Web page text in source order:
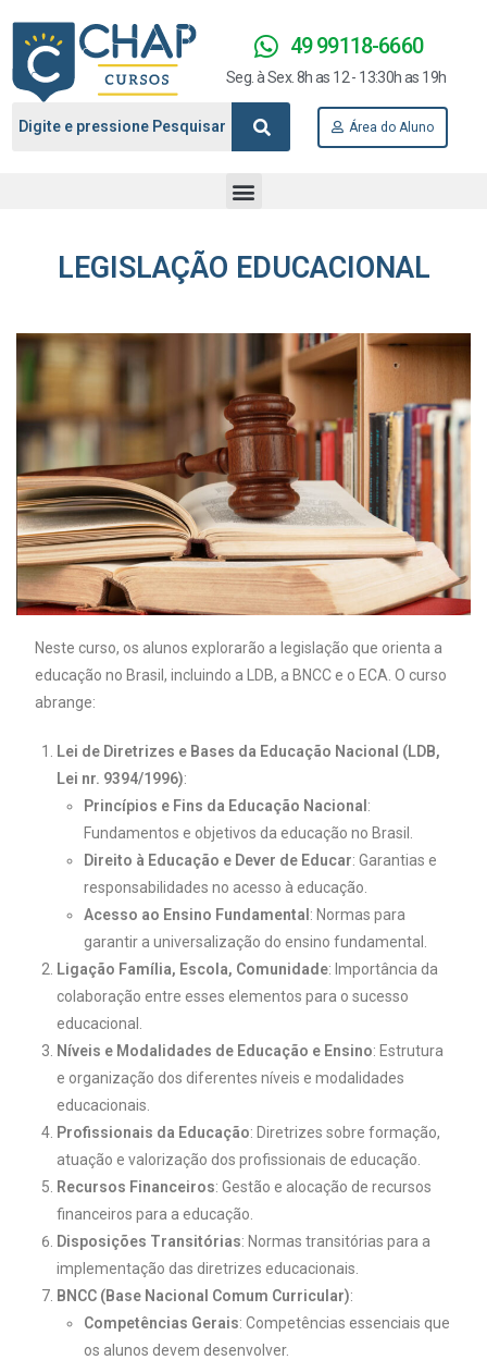
49 99118-6660
Seg. à Sex. 8h as 12 - 13:30h as 19h
Área do Aluno
LEGISLAÇÃO EDUCACIONAL
Neste curso, os alunos explorarão a legislação que orienta a
educação no Brasil, incluindo a LDB, a BNCC e o ECA. O curso
abrange:
Lei de Diretrizes e Bases da Educação Nacional (LDB,
Lei nr. 9394/1996):
Princípios e Fins da Educação Nacional :
Fundamentos e objetivos da educação no Brasil.
Direito à Educação e Dever de Educar: Garantias e
responsabilidades no acesso à educação.
Acesso ao Ensino Fundamental : Normas para
garantir a universalização do ensino fundamental.
Ligação Família, Escola, Comunidade: Importância da
colaboração entre esses elementos para o sucesso
educacional.
Níveis e Modalidades de Educação e Ensino: Estrutura
e organização dos diferentes níveis e modalidades
educacionais.
Profissionais da Educação: Diretrizes sobre formação,
atuação e valorização dos profissionais de educação.
Recursos Financeiros: Gestão e alocação de recursos
financeiros para a educação.
Disposições Transitórias: Normas transitórias para a
implementação das diretrizes educacionais.
BNCC (Base Nacional Comum Curricular):
Competências Gerais: Competências essenciais que
os alunos devem desenvolver.